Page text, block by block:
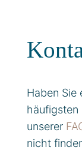
Haben Sie
häufigsten
unserer
nicht